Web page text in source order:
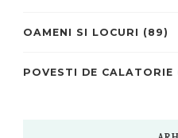
OAMENI SI LOCURI (89)
POVESTI DE CALATORIE